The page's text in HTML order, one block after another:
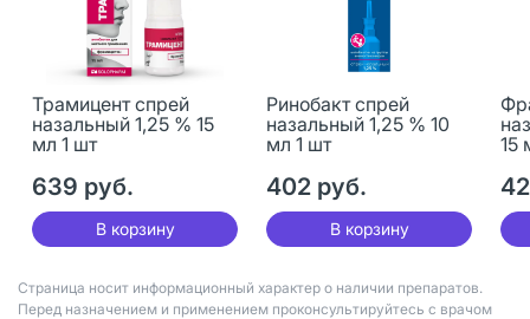
Трамицент спрей
назальный 1,25 % 15
мл 1 шт
639 руб.
В корзину
Ринобакт спрей
назальный 1,25 % 10
мл 1 шт
402 руб.
В корзину
15
Страница носит информационный характер о наличии препаратов.
Перед назначением и применением проконсультируйтесь с врачом